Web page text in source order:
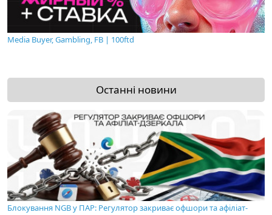
Media Buyer, Gambling, FB | 100ftd
Останні новини
Блокування NGB у ПАР: Регулятор закриває офшори та афіліат-